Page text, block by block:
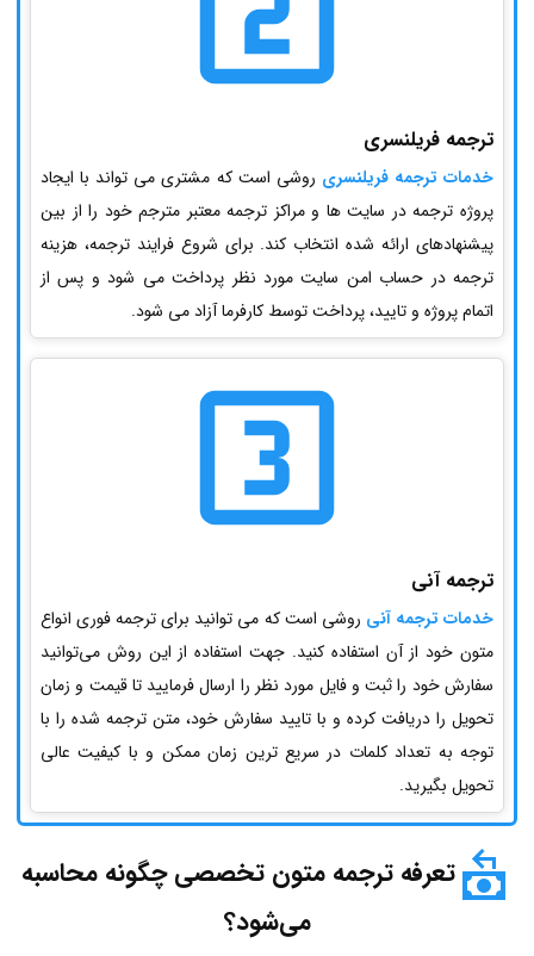
ترجمه فریلنسری
خدمات ترجمه فریلنسری روشی است که مشتری می تواند با ایجاد
پروژه ترجمه در سایت ها و مراکز ترجمه معتبر مترجم خود را از بین
پیشنهادهای ارائه شده انتخاب کند. برای شروع فرایند ترجمه، هزینه
ترجمه در حساب امن سایت مورد نظر پرداخت می شود و پس از
اتمام پروژه و تایید، پرداخت توسط کارفرما آزاد می شود.
ترجمه آنی
خدمات ترجمه آنی روشی است که می توانید برای ترجمه فوری انواع
متون خود از آن استفاده کنید. جهت استفاده از این روش می‌توانید
سفارش خود را ثبت و فایل مورد نظر را ارسال فرمایید تا قیمت و زمان
تحویل را دریافت کرده و با تایید سفارش خود، متن ترجمه شده را با
توجه به تعداد کلمات در سریع ترین زمان ممکن و با کیفیت عالی
تحویل بگیرید.
تعرفه ترجمه متون تخصصی چگونه محاسبه
می‌شود؟